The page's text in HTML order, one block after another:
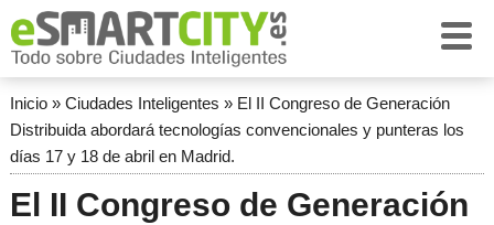
Inicio» Ciudades Inteligentes » El II Congreso de Generación
Distribuida abordará tecnologías convencionales y punteras los
días 17 y 18 de abril en Madrid.
El II Congreso de Generación